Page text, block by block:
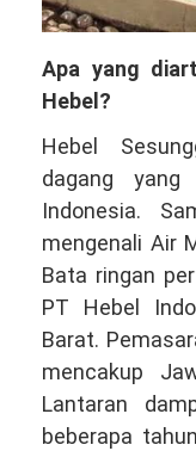
Apa yang
Hebel?
Hebel
dagang
Indonesia.
mengenali Air
Bata ringan
PT Hebel
Barat.
mencakup
Lantaran
beberapa